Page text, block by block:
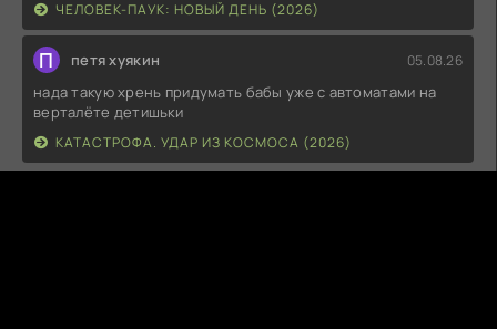
ЧЕЛОВЕК-ПАУК: НОВЫЙ ДЕНЬ (2026)
П петя хуякин 05.08.26
нада такую хрень придумать бабы уже с автоматами на
верталёте детишьки
КАТАСТРОФА. УДАР ИЗ КОСМОСА (2026)